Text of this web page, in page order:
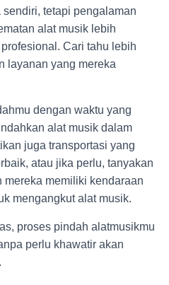
tetapi pengalaman
alat musik lebih
Cari tahu lebih
layanan yang mereka
dengan waktu yang
alat musik dalam
juga transportasi yang
atau jika perlu, tanyakan
memiliki kendaraan
mengangkut alat musik.
proses pindah alatmusikmu
perlu khawatir akan